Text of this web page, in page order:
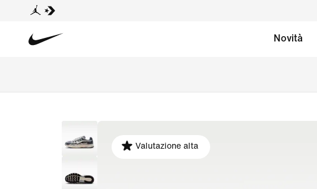
Novità
Valutazione alta